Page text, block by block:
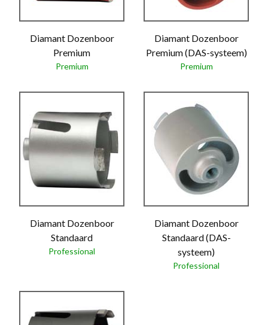
Diamant Dozenboor
Premium
Premium
Diamant Dozenboor
Premium (DAS-systeem)
Premium
Diamant Dozenboor
Standaard
Professional
Diamant Dozenboor
Standaard (DAS-
systeem)
Professional